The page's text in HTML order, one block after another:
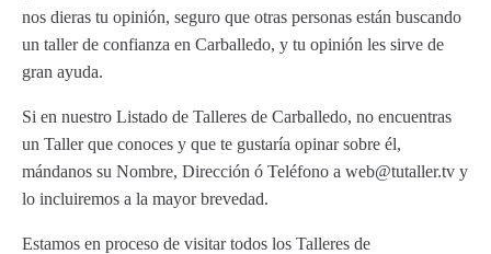
nos dieras tu opinión, seguro que otras personas están buscando
un taller de confianza en Carballedo, y tu opinión les sirve de
gran ayuda.
Si en nuestro Listado de Talleres de Carballedo, no encuentras
un Taller que conoces y que te gustaría opinar sobre él,
mándanos su Nombre, Dirección ó Teléfono a web@tutaller.tv y
lo incluiremos a la mayor brevedad.
Estamos en proceso de visitar todos los Talleres de